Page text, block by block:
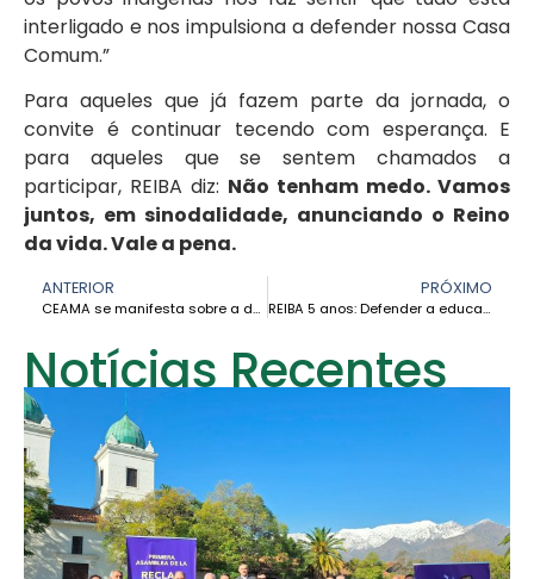
interligado e nos impulsiona a defender nossa Casa
Comum.”
Para aqueles que já fazem parte da jornada, o
convite é continuar tecendo com esperança. E
para aqueles que se sentem chamados a
participar, REIBA diz: Não tenham medo. Vamos
juntos, em sinodalidade, anunciando o Reino
da vida. Vale a pena.
ANTERIOR
CEAMA se manifesta sobre a descoberta de oito líderes assassinados em Calamar, Guaviare (Amazônia colombiana)
PRÓXIMO
REIBA 5 anos: Defender a educação do povo é também defender a vida – Dom David Martínez
Notícias Recentes